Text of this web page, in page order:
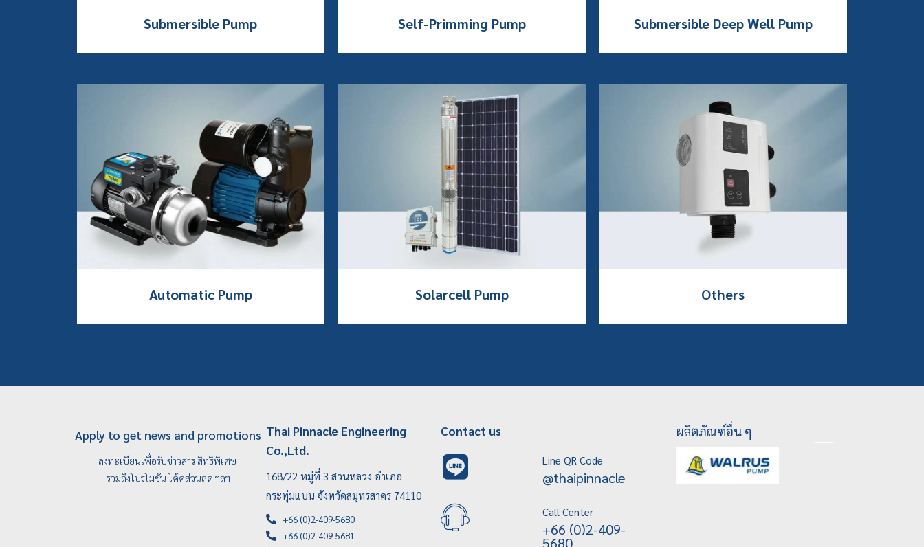
Submersible Pump Self-Primming Pump Submersible Deep Well Pump
Automatic Pump Solarcell Pump Others
Apply to get news and promotions
ลงทะเบียนเพื่อรับข่าวสาร สิทธิพิเศษ
รวมถึงโปรโมชั่น โค้ดส่วนลด ฯลฯ
Thai Pinnacle Engineering
Co.,Ltd.
168/22 หมู่ที่ 3 สวนหลวง อำเภอ
กระทุ่มแบน จังหวัดสมุทรสาคร 74110
+66 (0)2-409-5680
+66 (0)2-409-5681
Contact us
Line QR Code
@thaipinnacle
Call Center
+66 (0)2-409-
5680
ผลิตภัณฑ์อื่น ๆ